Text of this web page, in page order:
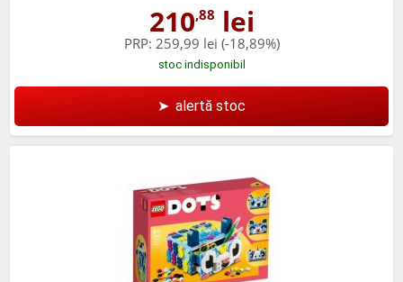
210,88 lei
PRP: 259,99 lei (-18,89%)
stoc indisponibil
➤ alertă stoc